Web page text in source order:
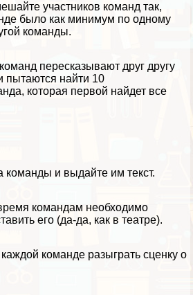
участников комaнд так,
было как минимум по одному
комaнды.
пересказывают друг другу
пытаются найти 10
которая первой найдет все
комaнды и выдайте им текст.
комaндам необходимо
его (да-да, как в театре).
комaнде разыграть сценку о